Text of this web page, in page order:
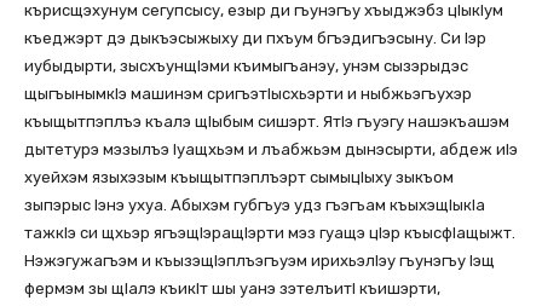
кърисщэхунум сегупсысу, езыр ди гъунэгъу хъыджэбз цIыкIум
къеджэрт дэ дыкъэсыжыху ди пхъум бгъэдигъэсыну. Си Iэр
иубыдырти, зысхъунщIэми къимыгъанэу, унэм сызэрыдэс
щыгъынымкIэ машинэм сригъэтIысхьэрти и ныбжьэгъухэр
къыщытпэплъэ къалэ щIыбым сишэрт. ЯтIэ гъуэгу нашэкъашэм
дытетурэ мэзылъэ Iуащхьэм и лъабжьэм дынэсырти, абдеж иIэ
хуейхэм языхэзым къыщытпэплъэрт сымыцIыху зыкъом
зыпэрыс Iэнэ ухуа. Абыхэм губгъуэ удз гъэгъам къыхэщIыкIа
тажкIэ си щхьэр ягъэщIэращIэрти мэз гуащэ цIэр къысфIащыжт.
Нэжэгужагъэм и къызэщIэплъэгъуэм ирихьэлIэу гъунэгъу Iэщ
фермэм зы щIалэ къикIт шы уанэ зэтелъитI къишэрти,